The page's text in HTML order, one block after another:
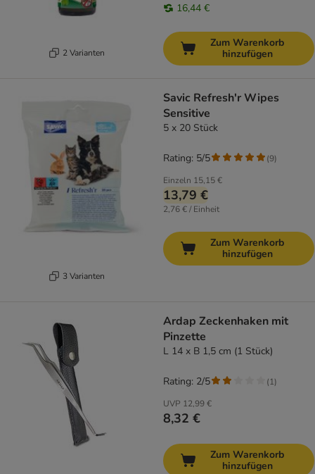
2 Varianten
16,44 €
Zum Warenkorb
hinzufügen
3 Varianten
Savic Refresh'r Wipes
Sensitive
5 x 20 Stück
Einzeln 15,15 €
13,79 €
2,76 € / Einheit
Rating: 5/5 (9)
Zum Warenkorb
hinzufügen
Ardap Zeckenhaken mit
Pinzette
L 14 x B 1,5 cm (1 Stück)
UVP 12,99 €
8,32 €
Rating: 2/5 (1)
Zum Warenkorb
hinzufügen